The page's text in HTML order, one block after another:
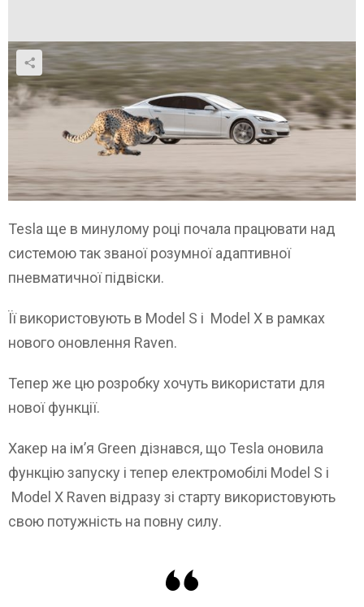
Tesla ще в минулому році почала працювати над
системою так званої розумної адаптивної
пневматичної підвіски.
Її використовують в Model S і Model X в рамках
нового оновлення Raven.
Тепер же цю розробку хочуть використати для
нової функції.
Хакер на ім’я Green дізнався, що Tesla оновила
функцію запуску і тепер електромобілі Model S і
Model X Raven відразу зі старту використовують
свою потужність на повну силу.